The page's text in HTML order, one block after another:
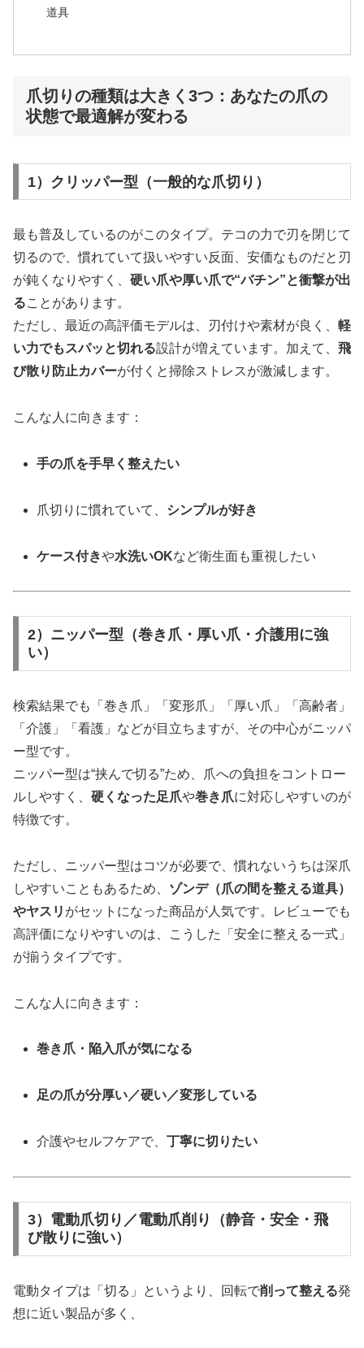
道具
爪切りの種類は大きく3つ：あなたの爪の
状態で最適解が変わる
1）クリッパー型（一般的な爪切り）
最も普及しているのがこのタイプ。テコの力で刃を閉じて
切るので、慣れていて扱いやすい反面、安価なものだと刃
が鈍くなりやすく、 硬い爪や厚い爪で“バチン”と衝撃が出
ることがあります。
ただし、最近の高評価モデルは、刃付けや素材が良く、 軽
い力でもスパッと切れる設計が増えています。加えて、 飛
び散り防止カバーが付くと掃除ストレスが激減します。
こんな人に向きます：
手の爪を手早く整えたい
爪切りに慣れていて、 シンプルが好き
ケース付きや水洗いOKなど衛生面も重視したい
2）ニッパー型（巻き爪・厚い爪・介護用に強
い）
検索結果でも「巻き爪」「変形爪」「厚い爪」「高齢者」
「介護」「看護」などが目立ちますが、その中心がニッパ
ー型です。
ニッパー型は“挟んで切る”ため、爪への負担をコントロー
ルしやすく、 硬くなった足爪や巻き爪に対応しやすいのが
特徴です。
ただし、ニッパー型はコツが必要で、慣れないうちは深爪
しやすいこともあるため、 ゾンデ（爪の間を整える道具）
やヤスリ がセットになった商品が人気です。レビューでも
高評価になりやすいのは、こうした「安全に整える一式」
が揃うタイプです。
こんな人に向きます：
巻き爪・陥入爪が気になる
足の爪が分厚い／硬い／変形している
介護やセルフケアで、丁寧に切りたい
3）電動爪切り／電動爪削り（静音・安全・飛
び散りに強い）
電動タイプは「切る」というより、回転で削って整える発
想に近い製品が多く、